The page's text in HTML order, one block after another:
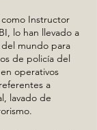
como Instructor
lo han llevado a
del mundo para
de policía del
operativos
a
lavado de